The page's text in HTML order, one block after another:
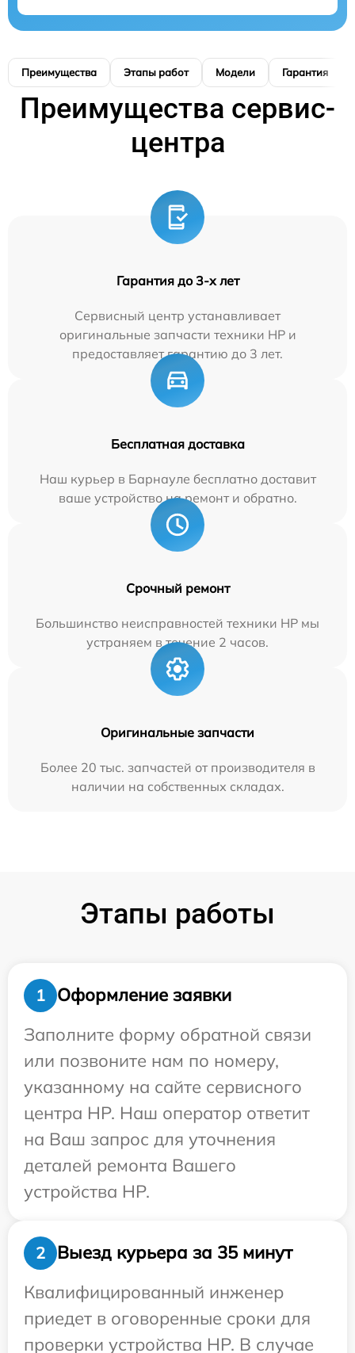
Преимущества Этапы работ Модели Гарантия
Преимущества сервис-
центра
Гарантия до 3-х лет
Сервисный центр устанавливает
оригинальные запчасти техники HP и
предоставляет гарантию до 3 лет.
Бесплатная доставка
Наш курьер в Барнауле бесплатно доставит
ваше устройство на ремонт и обратно.
Срочный ремонт
Большинство неисправностей техники HP мы
устраняем в течение 2 часов.
Оригинальные запчасти
Более 20 тыс. запчастей от производителя в
наличии на собственных складах.
Этапы работы
1
Оформление заявки
Заполните форму обратной связи
или позвоните нам по номеру,
указанному на сайте сервисного
центра HP. Наш оператор ответит
на Ваш запрос для уточнения
деталей ремонта Вашего
устройства HP.
2
Выезд курьера за 35 минут
Квалифицированный инженер
приедет в оговоренные сроки для
проверки устройства HP. В случае